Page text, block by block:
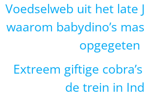
Voedselweb uit het late
waarom babydino’s
opgegeten
Extreem giftige
de trein in